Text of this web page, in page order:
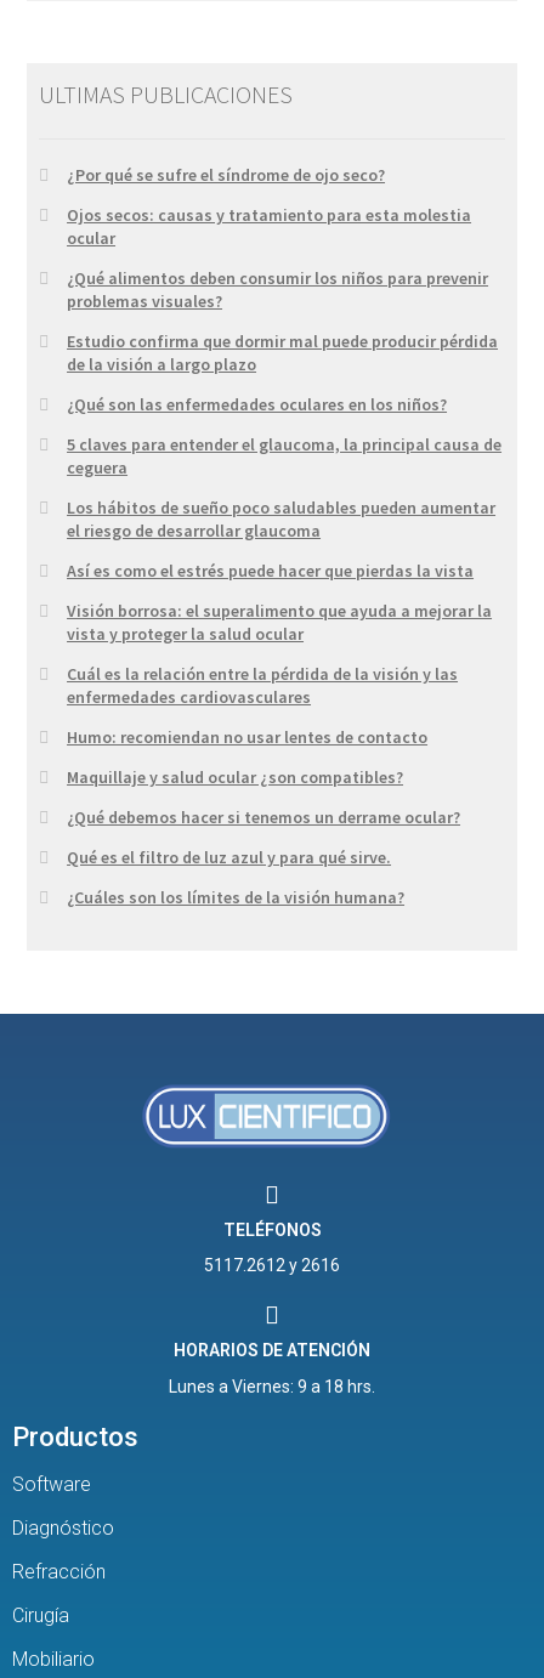
ULTIMAS PUBLICACIONES
¿Por qué se sufre el síndrome de ojo seco?
Ojos secos: causas y tratamiento para esta molestia
ocular
¿Qué alimentos deben consumir los niños para prevenir
problemas visuales?
Estudio confirma que dormir mal puede producir pérdida
de la visión a largo plazo
¿Qué son las enfermedades oculares en los niños?
5 claves para entender el glaucoma, la principal causa de
ceguera
Los hábitos de sueño poco saludables pueden aumentar
el riesgo de desarrollar glaucoma
Así es como el estrés puede hacer que pierdas la vista
Visión borrosa: el superalimento que ayuda a mejorar la
vista y proteger la salud ocular
Cuál es la relación entre la pérdida de la visión y las
enfermedades cardiovasculares
Humo: recomiendan no usar lentes de contacto
Maquillaje y salud ocular ¿son compatibles?
¿Qué debemos hacer si tenemos un derrame ocular?
Qué es el filtro de luz azul y para qué sirve.
¿Cuáles son los límites de la visión humana?
TELÉFONOS
5117.2612 y 2616
HORARIOS DE ATENCIÓN
Lunes a Viernes: 9 a 18 hrs.
Productos
Software
Diagnóstico
Refracción
Cirugía
Mobiliario